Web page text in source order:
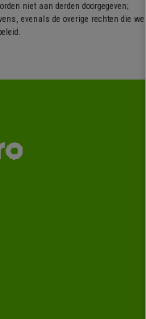
niet aan derden doorgegeven;
evenals de overige rechten die we